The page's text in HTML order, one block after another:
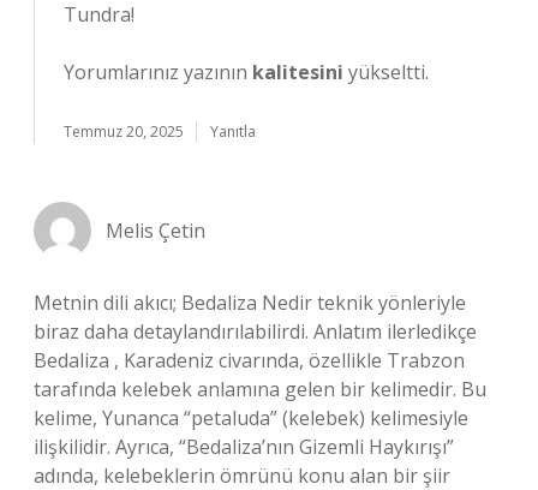
Tundra!
Yorumlarınız yazının kalitesini yükseltti.
Temmuz 20, 2025 Yanıtla
Melis Çetin
Metnin dili akıcı; Bedaliza Nedir teknik yönleriyle
biraz daha detaylandırılabilirdi. Anlatım ilerledikçe
Bedaliza , Karadeniz civarında, özellikle Trabzon
tarafında kelebek anlamına gelen bir kelimedir. Bu
kelime, Yunanca “petaluda” (kelebek) kelimesiyle
ilişkilidir. Ayrıca, “Bedaliza’nın Gizemli Haykırışı”
adında, kelebeklerin ömrünü konu alan bir şiir